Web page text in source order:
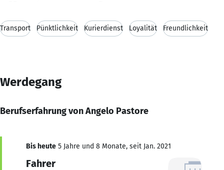
Transport Pünktlichkeit Kurierdienst Loyalität Freundlichkeit
Werdegang
Berufserfahrung von Angelo Pastore
Bis heute 5 Jahre und 8 Monate, seit Jan. 2021
Fahrer